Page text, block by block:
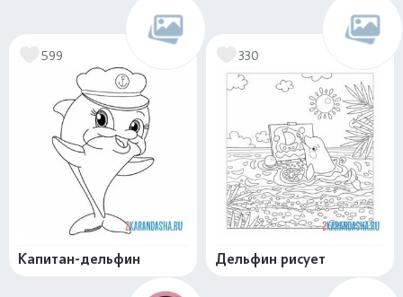
599
Капитан-дельфин
330
Дельфин рисует